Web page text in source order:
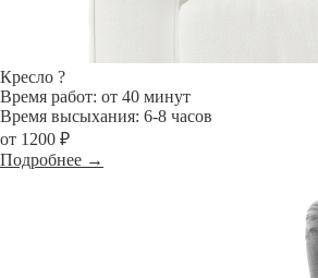
Кресло ?
Время работ: от 40 минут
Время высыхания: 6-8 часов
от 1200 ₽
Подробнее →